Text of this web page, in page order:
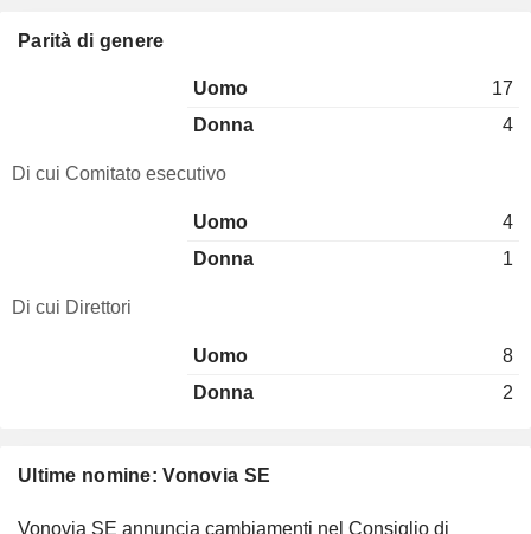
Ultime nomine: Vonovia SE
Vonovia SE annuncia cambiamenti nel Consiglio di
Parità di genere
Uomo
17
Donna
4
Di cui Comitato esecutivo
Uomo
4
Donna
1
Di cui Direttori
Uomo
8
Donna
2